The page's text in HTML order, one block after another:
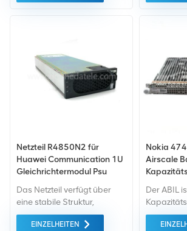
Defined
GSM, LTE
Netzteil R4850N2 für
Huawei Communication 1U
Gleichrichtermodul Psu
Das Netzteil verfügt über
eine stabile Struktur,
ausgezeichnet Leistung und
lange Lebensdauer.
EINZELHEITEN
Nokia
Airscale
Der ABIL
des Nokia
ist